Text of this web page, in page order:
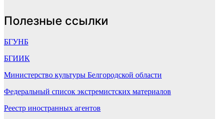
Полезные ссылки
БГУНБ
БГИИК
Министерство культуры Белгородской области
Федеральный список экстремистских материалов
Реестр иностранных агентов